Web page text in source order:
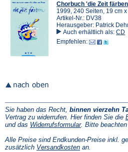
Chorbuch 'die Zeit
1999, 240 Seiten, 19 cm
Artikel-Nr.: DV38
Herausgeber: Patrick
Auch erhältlich als: CD
Empfehlen:
Sie haben das Recht, binnen vierzehn
Vertrag zu widerrufen. Hier finden Sie die
und das Widerrufsformular(Öffnet
einem
neuen
. Bitte
Alle Preise sind Endkunden-Preise inkl.
zusätzlich Versandkosten(Öffnet
an.